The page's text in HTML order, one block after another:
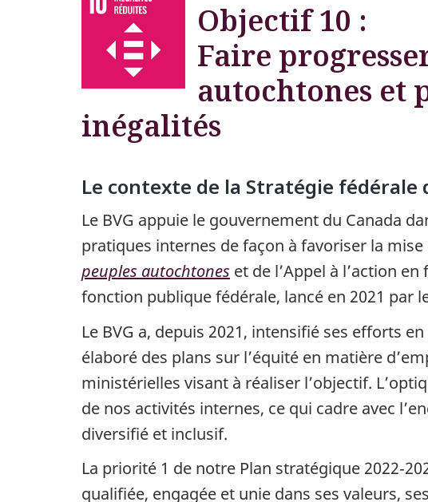
Objectif 10 :
Faire
autochtones et
inégalités
Le contexte de la Stratégie fédérale
Le BVG appuie le gouvernement du Canada
pratiques internes de façon à favoriser la
peuples autochtones et de l’Appel à l’action
fonction publique fédérale, lancé en 2021 par
Le BVG a, depuis 2021, intensifié ses efforts
élaboré des plans sur l’équité en matière
ministérielles visant à réaliser l’objectif.
de nos activités internes, ce qui cadre avec
diversifié et inclusif.
La priorité 1 de notre Plan stratégique
qualifiée, engagée et unie dans ses valeurs,